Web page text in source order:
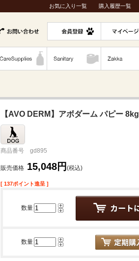
購入履歴一覧
お気に入り一覧
【AVO DERM】アボダーム パピー 8kg
商品番号 gd895
販売価格 15,048円 (税込)
[ 137ポイント進呈 ]
数量
数量